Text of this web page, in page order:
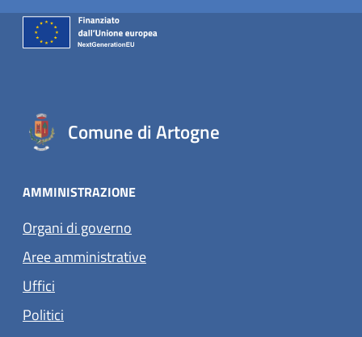
Comune di Artogne
AMMINISTRAZIONE
Organi di governo
Aree amministrative
Uffici
Politici